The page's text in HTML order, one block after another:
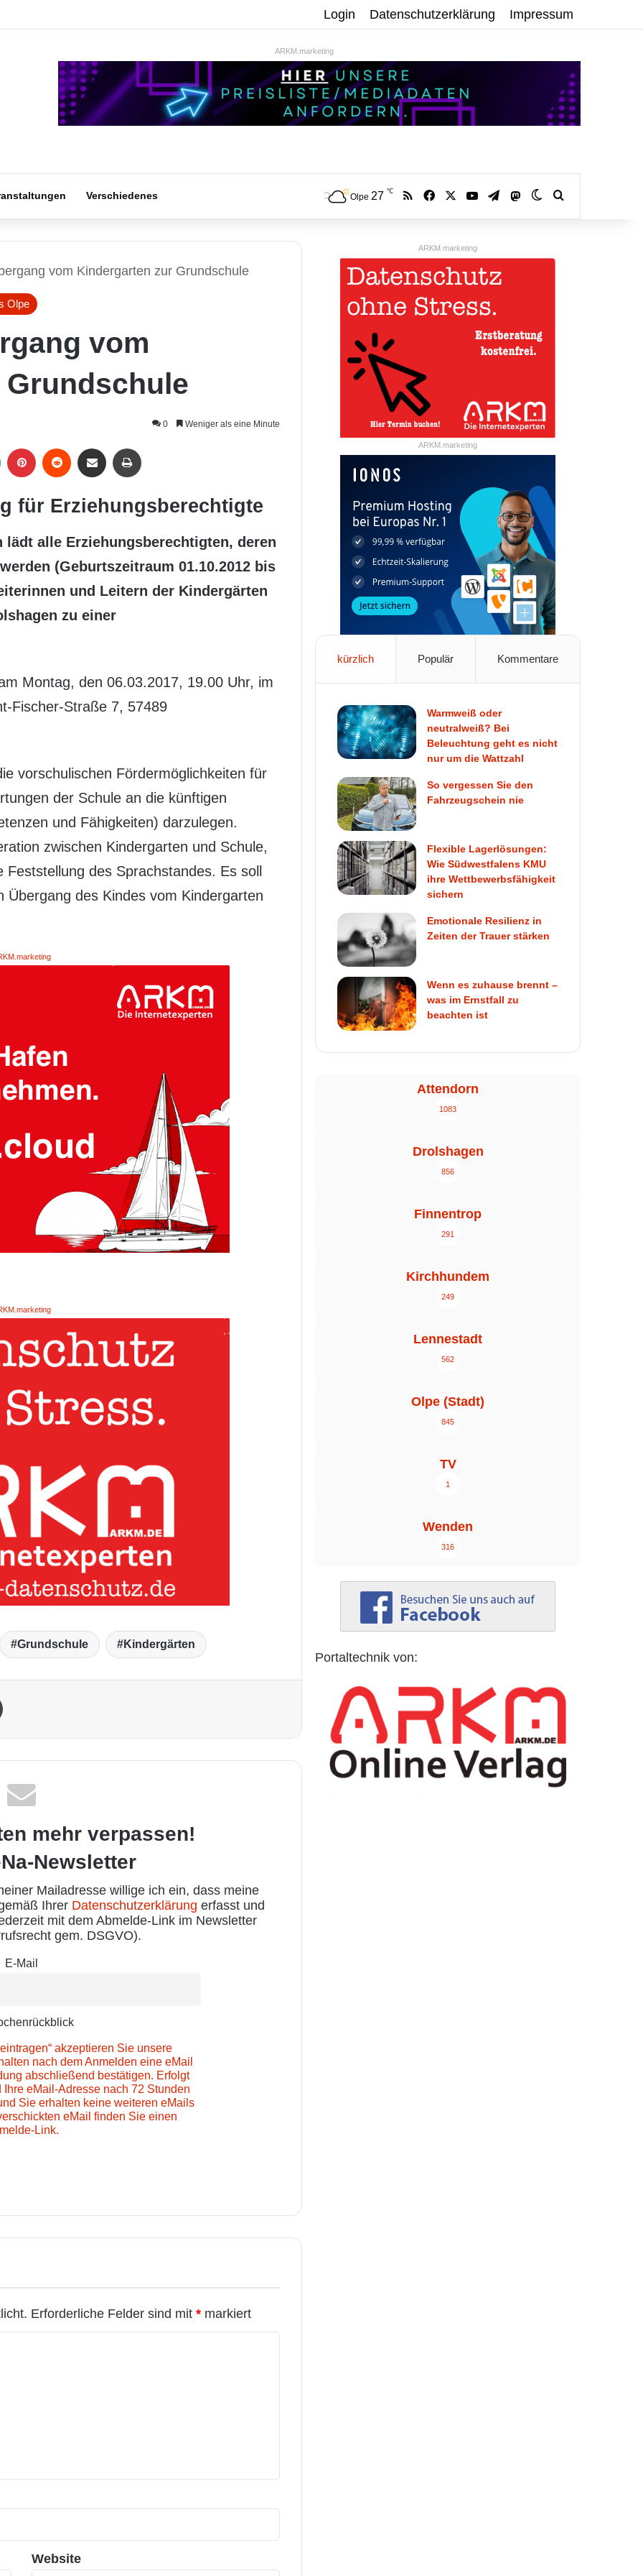
Login Datenschutzerklärung Impressum
ARKM.marketing
Verschiedenes Olpe 27 ℃ RSS Facebook YouTubeTelegramMastodonSkin umschalten
vom Kindergarten zur Grundschule
Olpe
vom
0 Weniger als eine Minute
für Erziehungsberechtigte
lädt alle Erziehungsberechtigten, deren
(Geburtszeitraum 01.10.2012 bis
und Leitern der Kindergärten
zu einer
Montag, den 06.03.2017, 19.00 Uhr, im
Fischer-Straße 7, 57489
vorschulischen Fördermöglichkeiten für
der Schule an die künftigen
und Fähigkeiten) darzulegen.
zwischen Kindergarten und Schule,
des Sprachstandes. Es soll
des Kindes vom Kindergarten
Grundschule Kindergärten
mehr verpassen!
Newsletter
Mailadresse willige ich ein, dass meine
Ihrer Datenschutzerklärung erfasst und
mit dem Abmelde-Link im Newsletter
gem. DSGVO).
E-Mail
akzeptieren Sie unsere
nach dem Anmelden eine eMail
abschließend bestätigen. Erfolgt
eMail-Adresse nach 72 Stunden
Sie erhalten keine weiteren eMails
eMail finden Sie einen
Link.
Erforderliche Felder sind mit * markiert
Website
ARKM.marketing
ARKM.marketing
kürzlich Populär Kommentare
Warmweiß oder
neutralweiß? Bei
Beleuchtung geht es nicht
nur um die Wattzahl
So vergessen Sie den
Fahrzeugschein nie
Flexible Lagerlösungen:
Wie Südwestfalens KMU
ihre Wettbewerbsfähigkeit
sichern
Emotionale Resilienz in
Zeiten der Trauer stärken
Wenn es zuhause brennt –
was im Ernstfall zu
beachten ist
Attendorn
1083
Drolshagen
856
Finnentrop
291
Kirchhundem
249
Lennestadt
562
Olpe (Stadt)
845
TV
1
Wenden
316
Portaltechnik von: